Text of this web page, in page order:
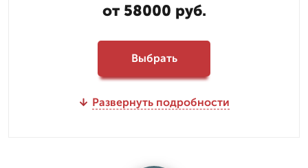
от 58000 руб.
Выбрать
Развернуть подробности